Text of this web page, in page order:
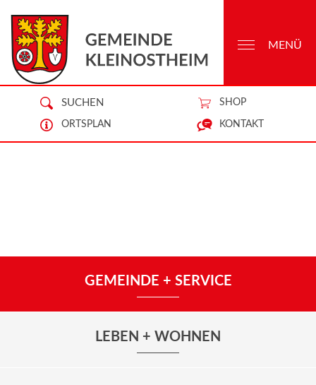
SUCHEN SHOP
ORTSPLAN KONTAKT
MENÜ
GEMEINDE + SERVICE
LEBEN + WOHNEN